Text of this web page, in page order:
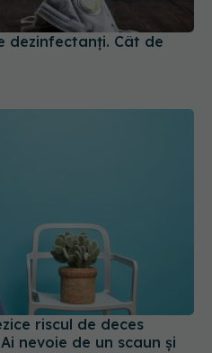
dezinfectanți. Cât de
riscul de deces
nevoie de un scaun și